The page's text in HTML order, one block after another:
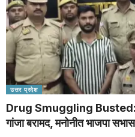
उत्तर प्रदेश
Drug Smuggling Busted:
गांजा बरामद, मनोनीत भाजपा